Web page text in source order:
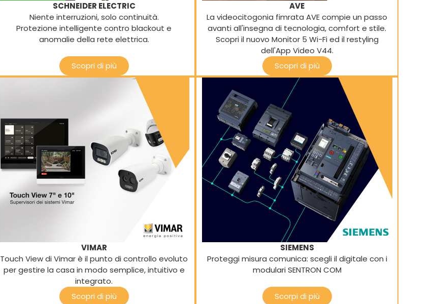
SCHNEIDER ELECTRIC
Niente interruzioni, solo continuità.
Protezione intelligente contro blackout e
anomalie della rete elettrica.
Scopri di più
AVE
La videocitogonia fimrata AVE compie un passo
avanti all'insegna di tecnologia, comfort e stile.
Scopri il nuovo Monitor 5 Wi-Fi ed il restyling
dell'App Video V44.
Scopri di più
VIMAR
Touch View di Vimar è il punto di controllo evoluto
per gestire la casa in modo semplice, intuitivo e
integrato.
Scopri di più
SIEMENS
Proteggi misura comunica: scegli il digitale con i
modulari SENTRON COM
Scorpi di più